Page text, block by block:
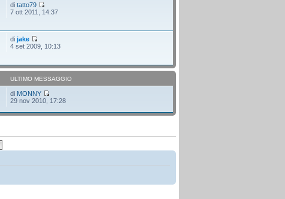
ditatto79
7 ott 2011, 14:37
dijake
4 set 2009, 10:13
ULTIMO MESSAGGIO
di MONNY
29 nov 2010, 17:28